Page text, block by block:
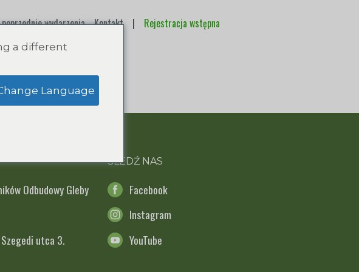
wydarzenia Kontakt | Rejestracja wstępna
Odbudowy Gleby
utca 3.
ŚLEDŹ NAS
Facebook
Instagram
YouTube
a different
Language